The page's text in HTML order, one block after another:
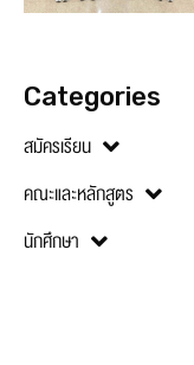
Categories
สมัครเรียน
คณะและหลักสูตร
นักศึกษา